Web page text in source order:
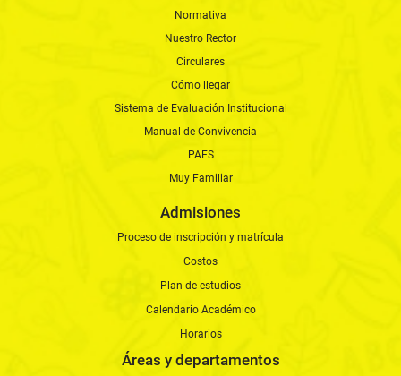
Normativa
Nuestro Rector
Circulares
Cómo llegar
Sistema de Evaluación Institucional
Manual de Convivencia
PAES
Muy Familiar
Admisiones
Proceso de inscripción y matrícula
Costos
Plan de estudios
Calendario Académico
Horarios
Áreas y departamentos